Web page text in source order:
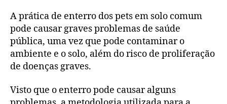
A prática de enterro dos pets em solo comum
pode causar graves problemas de saúde
pública, uma vez que pode contaminar o
ambiente e o solo, além do risco de proliferação
de doenças graves.
Visto que o enterro pode causar alguns